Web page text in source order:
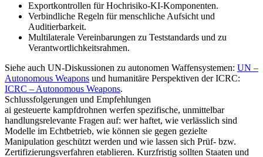
Exportkontrollen für Hochrisiko‑KI‑Komponenten.
Verbindliche Regeln für menschliche Aufsicht und
Auditierbarkeit.
Multilaterale Vereinbarungen zu Teststandards und zu
Verantwortlichkeitsrahmen.
Siehe auch UN‑Diskussionen zu autonomen Waffensystemen: UN –
Autonomous Weapons und humanitäre Perspektiven der ICRC:
ICRC – Autonomous Weapons.
Schlussfolgerungen und Empfehlungen
ai gesteuerte kampfdrohnen werfen spezifische, unmittelbar
handlungsrelevante Fragen auf: wer haftet, wie verlässlich sind
Modelle im Echtbetrieb, wie können sie gegen gezielte
Manipulation geschützt werden und wie lassen sich Prüf‑ bzw.
Zertifizierungsverfahren etablieren. Kurzfristig sollten Staaten und